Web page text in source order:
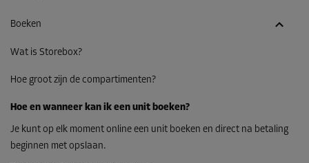
Boeken
Wat is Storebox?
Hoe groot zijn de compartimenten?
Hoe en wanneer kan ik een unit boeken?
Je kunt op elk moment online een unit boeken en direct na betaling
beginnen met opslaan.